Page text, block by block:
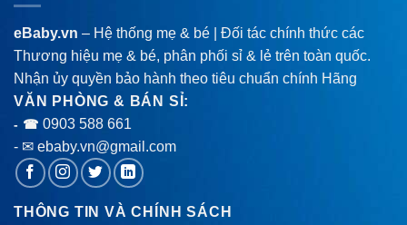
eBaby.vn – Hệ thống mẹ & bé | Đối tác chính thức các
Thương hiệu mẹ & bé, phân phối sỉ & lẻ trên toàn quốc.
Nhận ủy quyền bảo hành theo tiêu chuẩn chính Hãng
VĂN PHÒNG & BÁN SỈ:
- ☎ 0903 588 661
- ✉ ebaby.vn@gmail.com
THÔNG TIN VÀ CHÍNH SÁCH